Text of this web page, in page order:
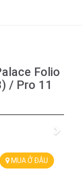
Folio
/ Pro 11
Next
MUA Ở ĐÂU